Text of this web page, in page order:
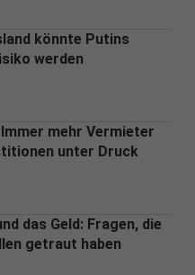
könnte Putins
werden
mehr Vermieter
unter Druck
das Geld: Fragen, die
getraut haben